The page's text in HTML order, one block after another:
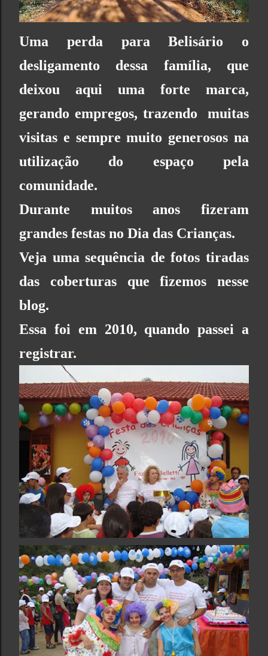
Uma perda para Belisário o
desligamento dessa família, que
deixou aqui uma forte marca,
gerando empregos, trazendo muitas
visitas e sempre muito generosos na
utilização do espaço pela
comunidade.
Durante muitos anos fizeram
grandes festas no Dia das Crianças.
Veja uma sequência de fotos tiradas
das coberturas que fizemos nesse
blog.
Essa foi em 2010, quando passei a
registrar.